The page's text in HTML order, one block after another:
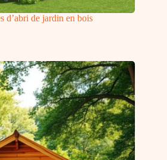
d’abri de jardin en bois